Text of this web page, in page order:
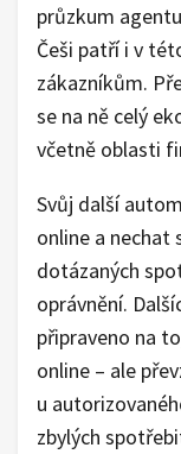
průzkum
Češi patří i v
zákazníkům.
se na ně celý
včetně oblasti
Svůj další
online a nechat
dotázaných
oprávnění.
připraveno na
online – ale
u
zbylých